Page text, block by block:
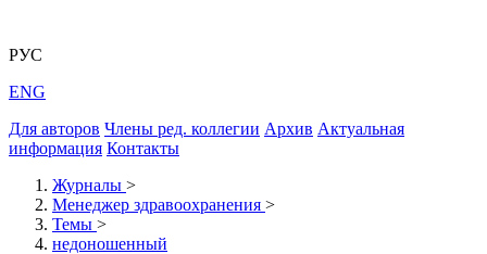
РУС
ENG
Для авторов Члены ред. коллегии Архив Актуальная
информация Контакты
Журналы >
Менеджер здравоохранения >
Темы >
недоношенный